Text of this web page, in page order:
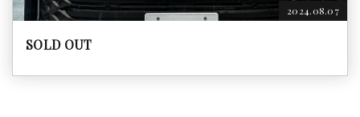
2024.08.07
SOLD OUT